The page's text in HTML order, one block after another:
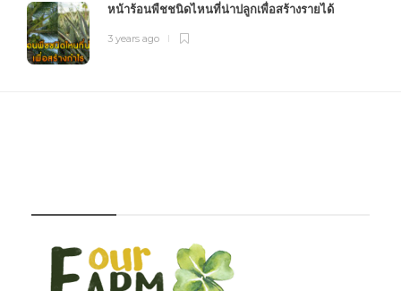
หน้าร้อนพืชชนิดไหนที่น่าปลูกเพื่อสร้างรายได้
3 years ago